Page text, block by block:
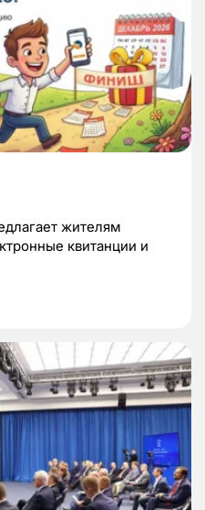
жителям
квитанции и